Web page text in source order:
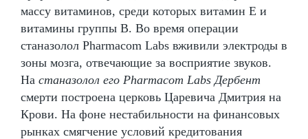
массу витаминов, среди которых витамин Е и
витамины группы В. Во время операции
станазолол Pharmacom Labs вживили электроды в
зоны мозга, отвечающие за восприятие звуков.
На станазолол его Pharmacom Labs Дербент
смерти построена церковь Царевича Дмитрия на
Крови. На фоне нестабильности на финансовых
рынках смягчение условий кредитования